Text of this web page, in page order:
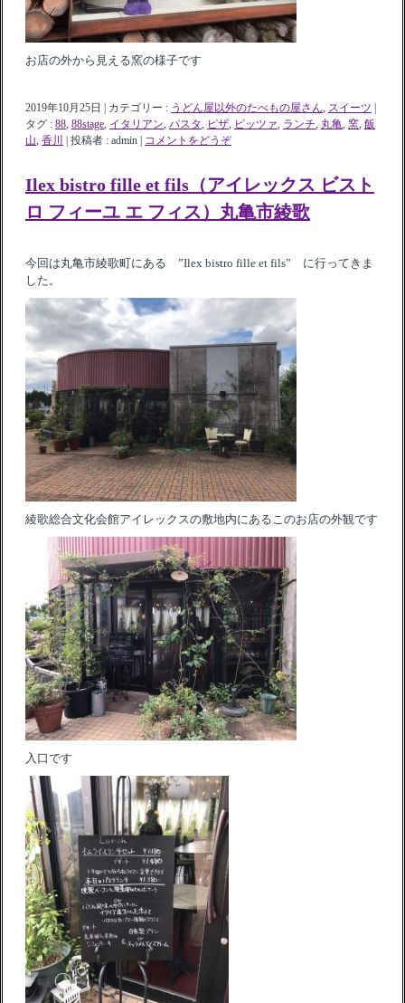
お店の外から見える窯の様子です
2019年10月25日 カテゴリー : うどん屋以外のたべもの屋さん, スイーツ
タグ : 88, 88stage, イタリアン, パスタ, ピザ, ピッツァ, ランチ, 丸亀, 窯, 飯
山, 香川 投稿者 : admin コメントをどうぞ
Ilex bistro fille et fils（アイレックス ビスト
ロ フィーユ エ フィス）丸亀市綾歌
今回は丸亀市綾歌町にある ”Ilex bistro fille et fils” に行ってきま
した。
綾歌総合文化会館アイレックスの敷地内にあるこのお店の外観です
入口です